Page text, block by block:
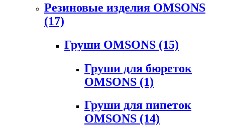
Резиновые изделия OMSONS
(17)
Груши OMSONS (15)
Груши для бюреток
OMSONS (1)
Груши для пипеток
OMSONS (14)